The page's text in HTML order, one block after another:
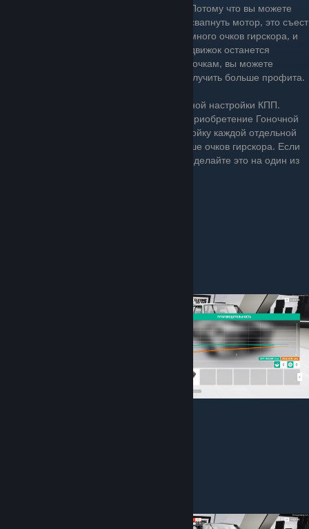
Потому что вы можете
свапнуть мотор, это съест
много очков гирскора, и
движок останется
стоковым после свапа. Или же, по тем же очкам, вы можете
раскачать имеющийся у вас мотор — и получить больше профита.
Так-же свап мотора требует индивидуальной настройки КПП.
А свап как привода так и мотора требует приобретение Гоночной
КПП, которая позволить произвести настройку каждой отдельной
передачи — то есть, это съесть ещё больше очков гирскора. Если
вы всё-таки соберётесь свапать мотор, то делайте это на один из